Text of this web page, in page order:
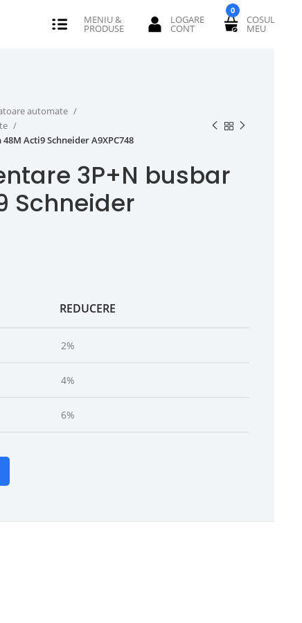
0
automate
Acti9 Schneider A9XPC748
3P+N busbar
Schneider
REDUCERE
2%
4%
6%